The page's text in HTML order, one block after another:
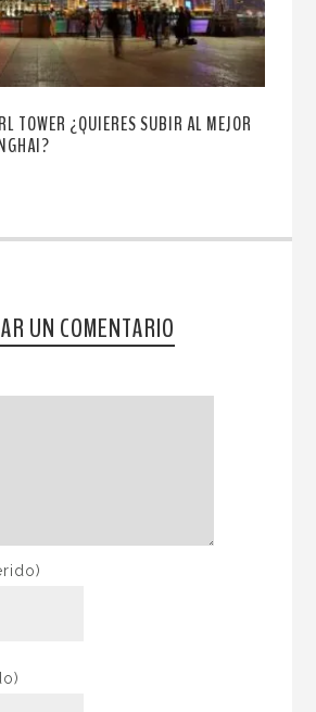
TOWER ¿QUIERES SUBIR AL MEJOR
UN COMENTARIO